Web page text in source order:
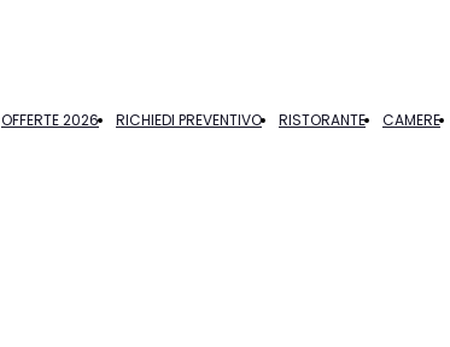
OFFERTE 2026 RICHIEDI PREVENTIVO RISTORANTE CAMERE